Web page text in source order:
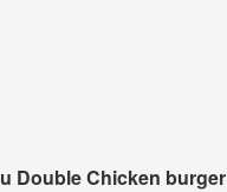
Double Chicken burger